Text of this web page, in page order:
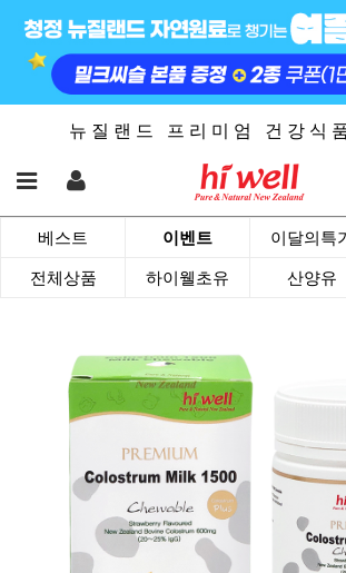
뉴 질 랜 드 프 리 미 엄 건 강 식
베스트 이벤트 이달의특
전체상품 하이웰초유 산양유